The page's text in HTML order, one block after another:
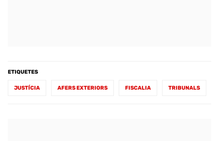
ETIQUETES
JUSTÍCIA AFERS EXTERIORS FISCALIA TRIBUNALS